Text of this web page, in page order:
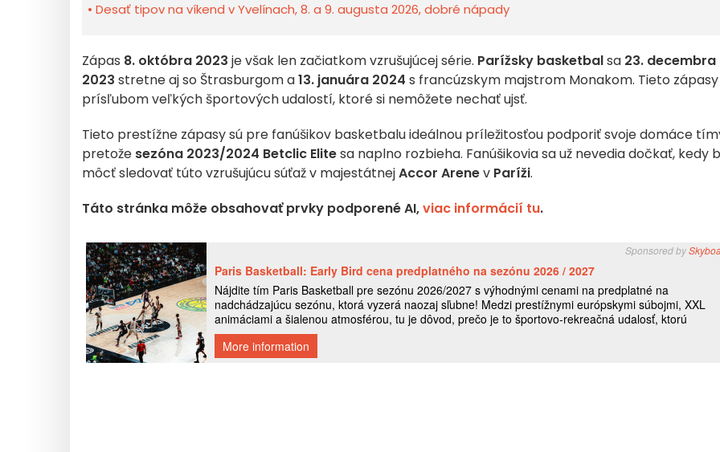
Desať tipov na víkend v Yvelínach, 8. a 9. augusta 2026, dobré nápady
Zápas 8. októbra 2023 je však len začiatkom vzrušujúcej série. Parížsky basketbalsa 23. decembra
2023 stretne aj so Štrasburgom a13. januára 2024 s francúzskym majstrom Monakom. Tieto zápasy
prísľubom veľkých športových udalostí, ktoré si nemôžete nechať ujsť.
Tieto prestížne zápasy sú pre fanúšikov basketbalu ideálnou príležitosťou podporiť svoje domáce
pretože sezóna 2023/2024 Betclic Elitesa naplno rozbieha. Fanúšikovia sa už nevedia dočkať, kedy
môcť sledovať túto vzrušujúcu súťaž v majestátnejAccor Arenev Paríži.
Táto stránka môže obsahovať prvky podporené AI,viac informácií tu.